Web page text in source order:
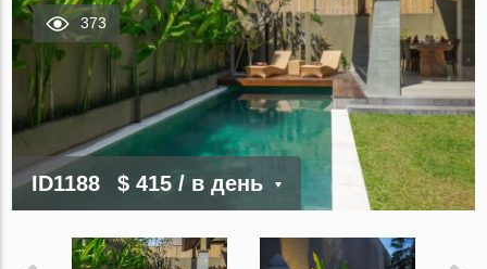
373
ID1188 $ 415/ в день